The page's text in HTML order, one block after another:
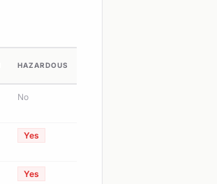
HAZARDOUS
No
Yes
Yes